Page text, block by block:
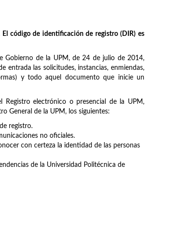
código de identificación de registro (DIR) es
Gobierno de la UPM, de 24 de julio de 2014,
entrada las solicitudes, instancias, enmiendas,
y todo aquel documento que inicie un
Registro electrónico o presencial de la UPM,
General de la UPM, los siguientes:
registro.
no oficiales.
con certeza la identidad de las personas
de la Universidad Politécnica de